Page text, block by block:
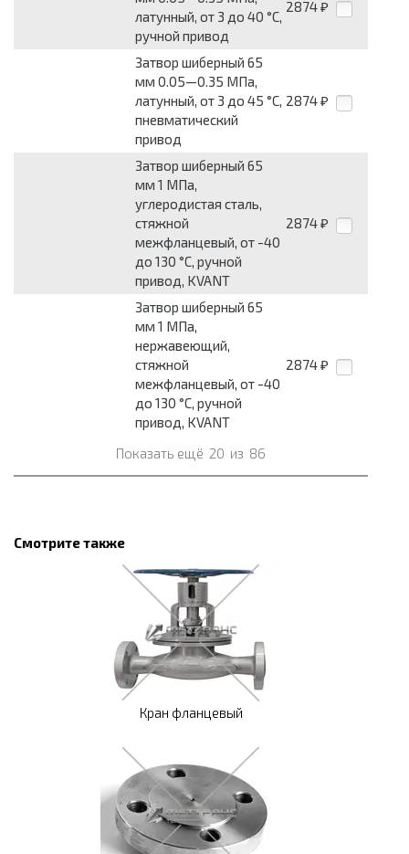
латунный, от 3 до 40 °С,
ручной привод
2874 ₽
Затвор шиберный 65
мм 0.05—0.35 МПа,
латунный, от 3 до 45 °С,
пневматический
привод
2874 ₽
Затвор шиберный 65
мм 1 МПа,
углеродистая сталь,
стяжной
межфланцевый, от -40
до 130 °С, ручной
привод, KVANT
2874 ₽
Затвор шиберный 65
мм 1 МПа,
нержавеющий,
стяжной
межфланцевый, от -40
до 130 °С, ручной
привод, KVANT
2874 ₽
Показать ещё 20 из 86
Смотрите также
Кран фланцевый